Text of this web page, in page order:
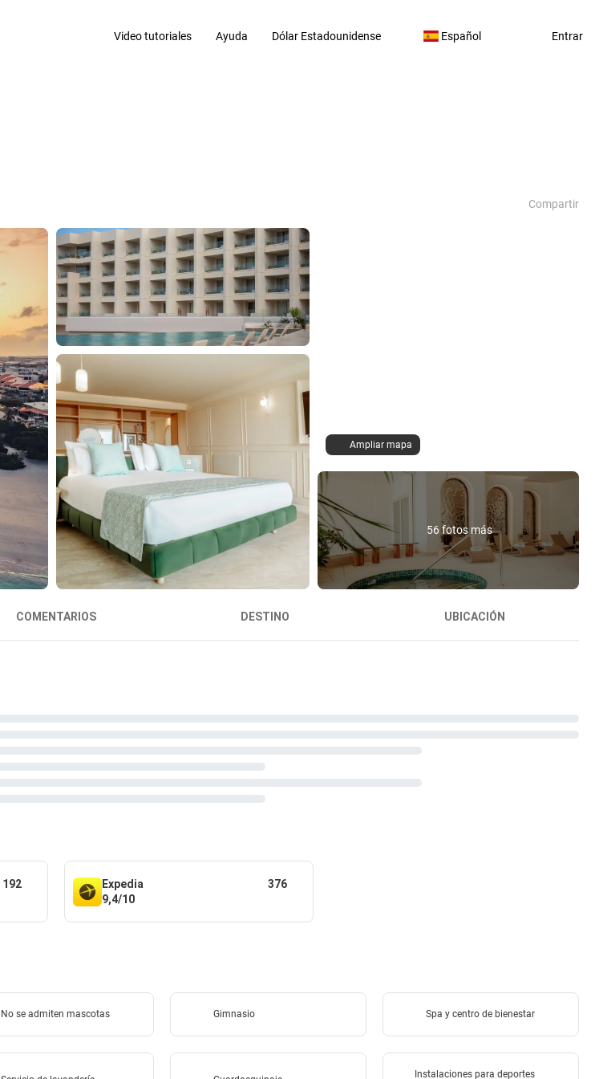
Video tutoriales Ayuda Dólar Estadounidense Español Entrar
Compartir
Ampliar mapa
56 fotos más
COMENTARIOS DESTINO UBICACIÓN
192
Expedia
9,4/10
376
No se admiten mascotas Gimnasio Spa y centro de bienestar
Instalaciones para deportes